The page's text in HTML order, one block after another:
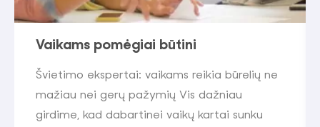
Vaikams pomėgiai būtini
Švietimo ekspertai: vaikams reikia būrelių ne
mažiau nei gerų pažymių Vis dažniau
girdime, kad dabartinei vaikų kartai sunku